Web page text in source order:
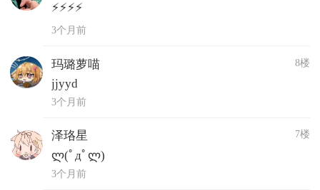
⚡️⚡️⚡️⚡️
3个月前
玛璐萝喵 8楼
jjyyd
3个月前
泽珞星 7楼
ლ(ﾟдﾟლ)
3个月前